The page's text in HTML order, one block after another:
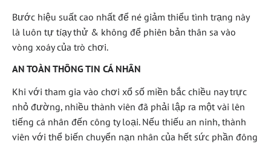
Bước hiệu suất cao nhất để né giảm thiểu tình trạng này
là luôn tự tíạy thử & không để phiên bản thân sa vào
vòng xoáy của trò chơi.
AN TOÀN THÔNG TIN CÁ NHÂN
Khi với tham gia vào chơi xổ số miền bắc chiều nay trực
nhỏ đường, nhiều thành viên đã phải lập ra một vài lên
tiếng cá nhân đến công ty loại. Nếu thiếu an ninh, thành
viên với thể biến chuyển nạn nhân của hết sức phần đông